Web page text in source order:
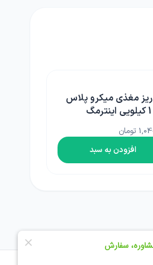
محرک رشد بست فولی
ایتالیا 1 لیتری
تومان
افزودن به سبد